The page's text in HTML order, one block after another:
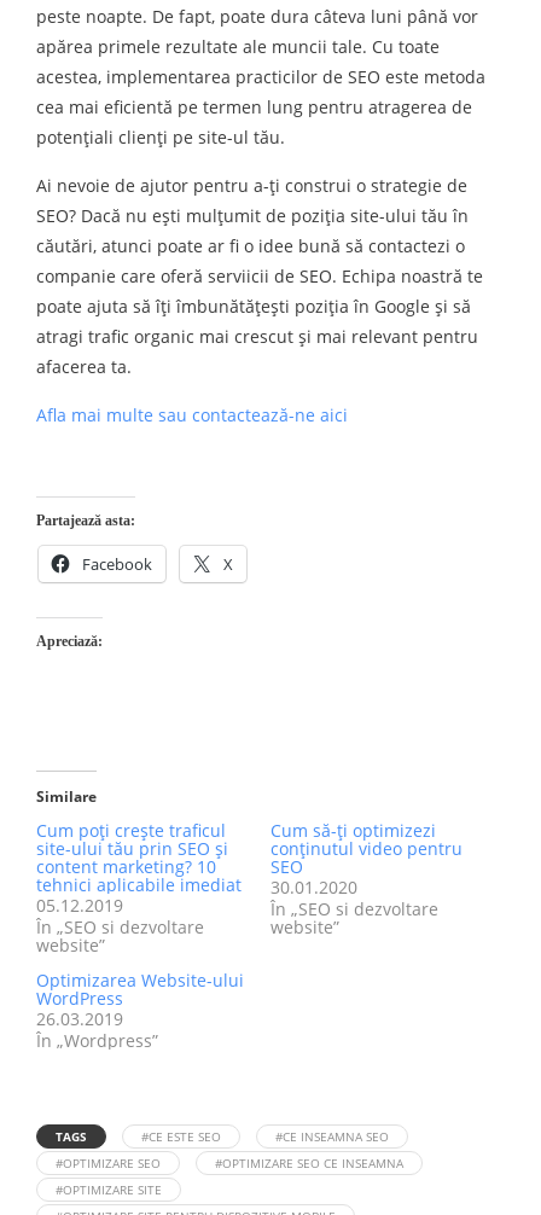
peste noapte. De fapt, poate dura câteva luni până vor
apărea primele rezultate ale muncii tale. Cu toate
acestea, implementarea practicilor de SEO este metoda
cea mai eficientă pe termen lung pentru atragerea de
potenţiali clienţi pe site-ul tău.
Ai nevoie de ajutor pentru a-ți construi o strategie de
SEO? Dacă nu eşti mulţumit de poziţia site-ului tău în
căutări, atunci poate ar fi o idee bună să contactezi o
companie care oferă serviicii de SEO. Echipa noastră te
poate ajuta să îţi îmbunătăţeşti poziţia în Google şi să
atragi trafic organic mai crescut şi mai relevant pentru
afacerea ta.
Afla mai multe sau contactează-ne aici
Partajează asta:
Facebook X
Apreciază:
Similare
Cum poţi creşte traficul
site-ului tău prin SEO şi
content marketing? 10
tehnici aplicabile imediat
05.12.2019
În „SEO si dezvoltare
website”
Cum să-ți optimizezi
conținutul video pentru
SEO
30.01.2020
În „SEO si dezvoltare
website”
Optimizarea Website-ului
WordPress
26.03.2019
În „Wordpress”
TAGS #CE ESTE SEO
#CE INSEAMNA SEO
#OPTIMIZARE SEO
#OPTIMIZARE SEO CE INSEAMNA
#OPTIMIZARE SITE